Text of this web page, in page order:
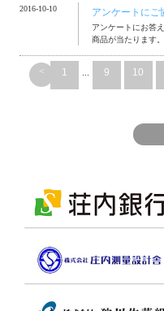
2016-10-10 アンケートにご
アンケートにお答
商品が当たります。
< 1 ... 9 10